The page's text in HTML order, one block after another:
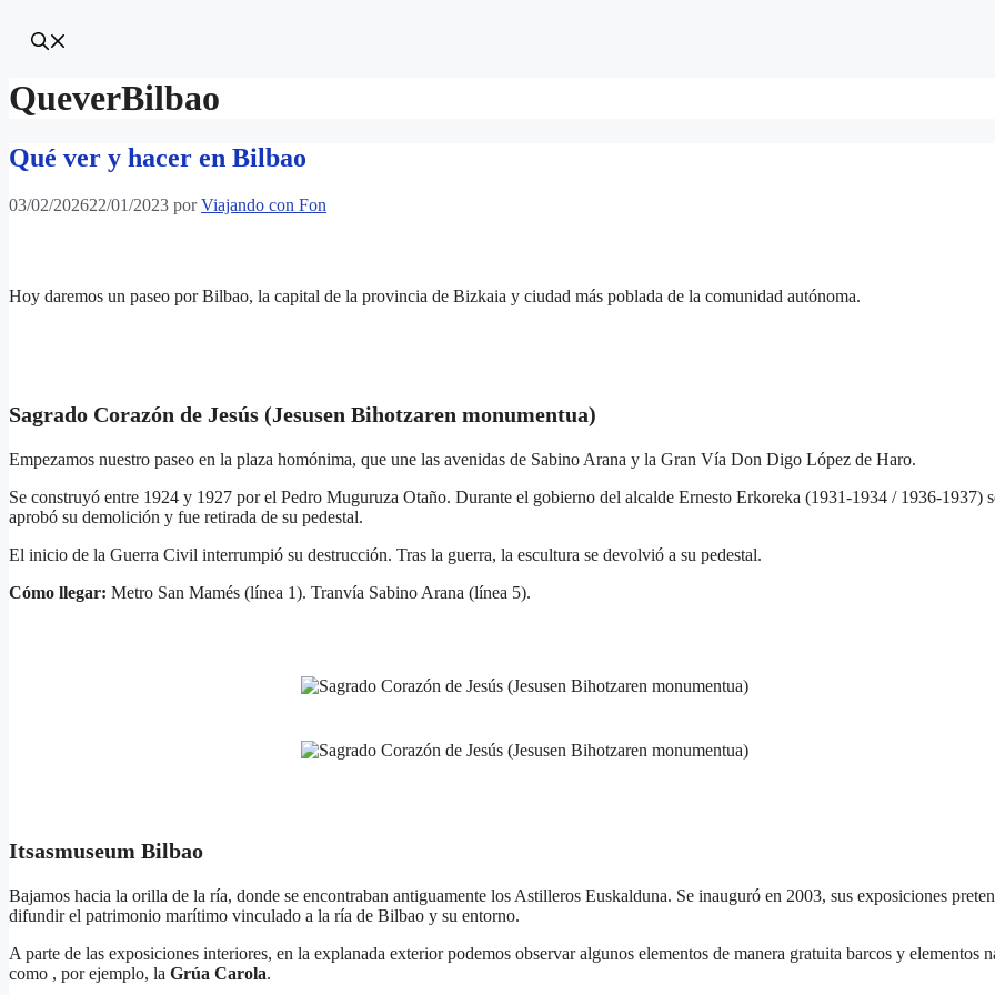
QueverBilbao
Qué ver y hacer en Bilbao
03/02/202622/01/2023 porViajando con Fon
Hoy daremos un paseo por Bilbao, la capital de la provincia de Bizkaia y ciudad más poblada de la comunidad autónoma.
Sagrado Corazón de Jesús (Jesusen Bihotzaren monumentua)
Empezamos nuestro paseo en la plaza homónima, que une las avenidas de Sabino Arana y la Gran Vía Don Digo López de Haro.
Se construyó entre 1924 y 1927 por el Pedro Muguruza Otaño. Durante el gobierno del alcalde Ernesto Erkoreka (1931-1934 / 1936-1937)
aprobó su demolición y fue retirada de su pedestal.
El inicio de la Guerra Civil interrumpió su destrucción. Tras la guerra, la escultura se devolvió a su pedestal.
Cómo llegar: Metro San Mamés (línea 1). Tranvía Sabino Arana (línea 5).
Itsasmuseum Bilbao
Bajamos hacia la orilla de la ría, donde se encontraban antiguamente los Astilleros Euskalduna. Se inauguró en 2003, sus exposiciones
difundir el patrimonio marítimo vinculado a la ría de Bilbao y su entorno.
A parte de las exposiciones interiores, en la explanada exterior podemos observar algunos elementos de manera gratuita barcos y elementos
como , por ejemplo, la Grúa Carola.